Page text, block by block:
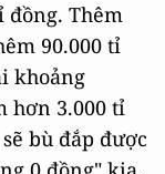
đồng. Thêm
90.000 tỉ
khoảng
hơn 3.000 tỉ
bù đắp được